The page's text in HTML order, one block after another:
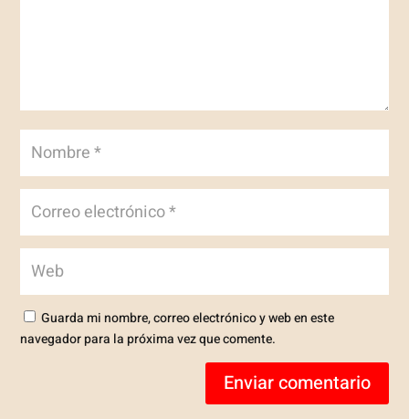
Guarda mi nombre, correo electrónico y web en este
navegador para la próxima vez que comente.
Enviar comentario